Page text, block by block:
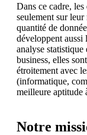
Dans ce cadre,
seulement sur leur
quantité de
développent
analyse
business, elles
étroitement avec
(informatique,
meilleure aptitude
Notre